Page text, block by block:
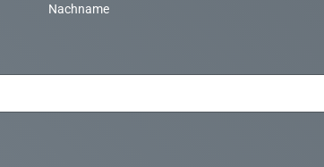
Nachname